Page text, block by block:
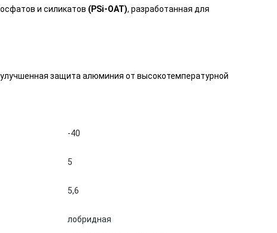
и силикатов (PSi-OAT), разработанная для
защита алюминия от высокотемпературной
-40
5
5,6
лобридная